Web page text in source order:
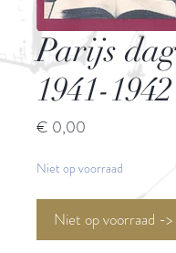
Parijs
1941-1942
€ 0,00
Niet op voorraad
Niet